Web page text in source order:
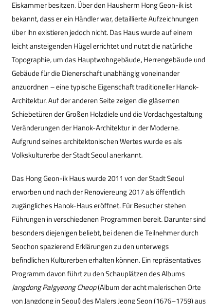
Eiskammer besitzen. Über den Hausherrn Hong Geon-ik ist
bekannt, dass er ein Händler war, detaillierte Aufzeichnungen
über ihn existieren jedoch nicht. Das Haus wurde auf einem
leicht ansteigenden Hügel errichtet und nutzt die natürliche
Topographie, um das Hauptwohngebäude, Herrengebäude und
Gebäude für die Dienerschaft unabhängig voneinander
anzuordnen – eine typische Eigenschaft traditioneller Hanok-
Architektur. Auf der anderen Seite zeigen die gläsernen
Schiebetüren der Großen Holzdiele und die Vordachgestaltung
Veränderungen der Hanok-Architektur in der Moderne.
Aufgrund seines architektonischen Wertes wurde es als
Volkskulturerbe der Stadt Seoul anerkannt.
Das Hong Geon-ik Haus wurde 2011 von der Stadt Seoul
erworben und nach der Renoviereung 2017 als öffentlich
zugängliches Hanok-Haus eröffnet. Für Besucher stehen
Führungen in verschiedenen Programmen bereit. Darunter sind
besonders diejenigen beliebt, bei denen die Teilnehmer durch
Seochon spazierend Erklärungen zu den unterwegs
befindlichen Kulturerben erhalten können. Ein repräsentatives
Programm davon führt zu den Schauplätzen des Albums
Jangdong Palgyeong Cheop(Album der acht malerischen Orte
von Jangdong in Seoul) des Malers Jeong Seon (1676–1759) aus